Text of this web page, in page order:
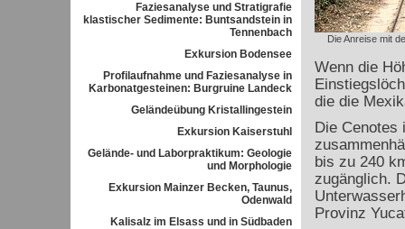
Faziesanalyse und Stratigrafie
klastischer Sedimente: Buntsandstein in
Tennenbach
Exkursion Bodensee
Profilaufnahme und Faziesanalyse in
Karbonatgesteinen: Burgruine Landeck
Geländeübung Kristallingestein
Exkursion Kaiserstuhl
Gelände- und Laborpraktikum: Geologie
und Morphologie
Exkursion Mainzer Becken, Taunus,
Odenwald
Kalisalz im Elsass und in Südbaden
Die Anreise mit
Wenn die
die die
Die Cenotes
bis zu 240
zugänglich.
Provinz